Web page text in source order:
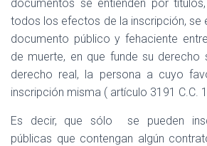
documentos se entienden por
todos los efectos de la inscripción, se
documento público y fehaciente
de muerte, en que funde su derecho
derecho real, la persona a cuyo
inscripción misma ( artículo 3191 C.C.
Es decir, que sólo
se pueden
públicas que contengan algún